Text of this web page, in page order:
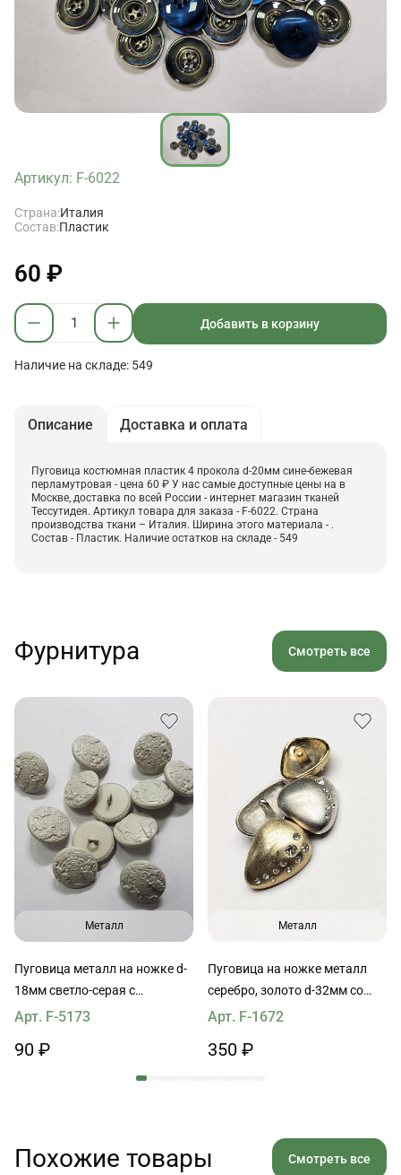
Артикул: F-6022
Страна:Италия
Состав:Пластик
60 ₽
Добавить в корзину
Наличие на складе: 549
Описание Доставка и оплата
Пуговица костюмная пластик 4 прокола d-20мм сине-бежевая
перламутровая - цена 60 ₽ У нас самые доступные цены на в
Москве, доставка по всей России - интернет магазин тканей
Тессутидея. Артикул товара для заказа - F-6022. Страна
производства ткани – Италия. Ширина этого материала - .
Состав - Пластик. Наличие остатков на складе - 549
Фурнитура Смотреть все
Металл
Пуговица металл на ножке d-
18мм светло-серая с
геральдикой
Арт. F-5173
90 ₽
Металл
Пуговица на ножке металл
серебро, золото d-32мм со
стразами Swarovski
Арт. F-1672
350 ₽
Похожие товары Смотреть все